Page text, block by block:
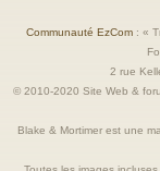
Communauté EzCom : «
2 rue
© 2010-2020 Site Web &
Blake & Mortimer est une